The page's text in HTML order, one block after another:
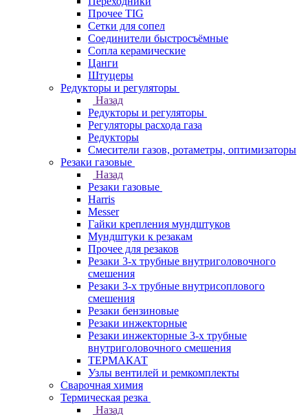
Прочее TIG
Сетки для сопел
Соединители быстросъёмные
Сопла керамические
Цанги
Штуцеры
Редукторы и регуляторы
Назад
Редукторы и регуляторы
Регуляторы расхода газа
Редукторы
Смесители газов, ротаметры, оптимизаторы
Резаки газовые
Назад
Резаки газовые
Harris
Messer
Гайки крепления мундштуков
Мундштуки к резакам
Прочее для резаков
Резаки 3-х трубные внутриголовочного
смешения
Резаки 3-х трубные внутрисоплового
смешения
Резаки бензиновые
Резаки инжекторные
Резаки инжекторные 3-х трубные
внутриголовочного смешения
ТЕРМАКАТ
Узлы вентилей и ремкомплекты
Сварочная химия
Термическая резка
Назад